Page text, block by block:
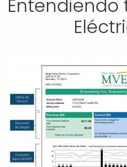
Entendiendo